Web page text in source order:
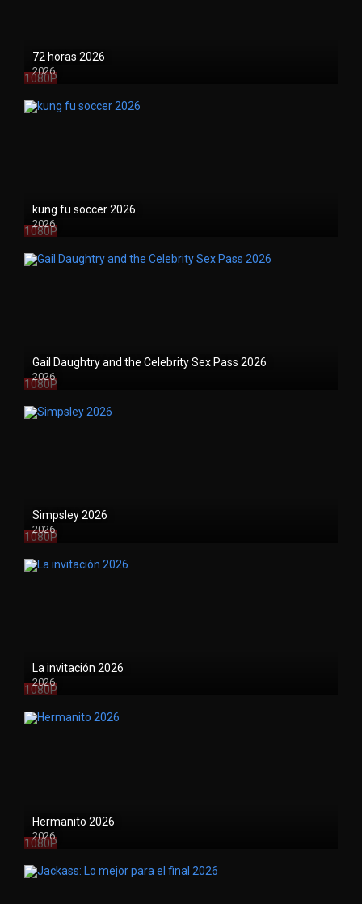
72 horas 2026
2026
1080P
kung fu soccer 2026
2026
1080P
Gail Daughtry and the Celebrity Sex Pass 2026
2026
1080P
Simpsley 2026
2026
1080P
La invitación 2026
2026
1080P
Hermanito 2026
2026
1080P